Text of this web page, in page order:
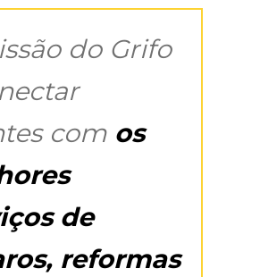
do Grifo
com os
de
reformas